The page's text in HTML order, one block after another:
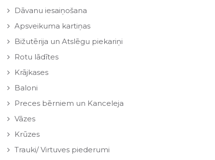
Dāvanu iesaiņošana
Apsveikuma kartiņas
Bižutērija un Atslēgu piekariņi
Rotu lādītes
Krājkases
Baloni
Preces bērniem un Kanceleja
Vāzes
Krūzes
Trauki/ Virtuves piederumi